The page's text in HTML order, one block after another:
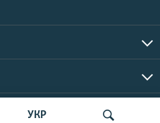
УКР
2026 | Все права защищены.